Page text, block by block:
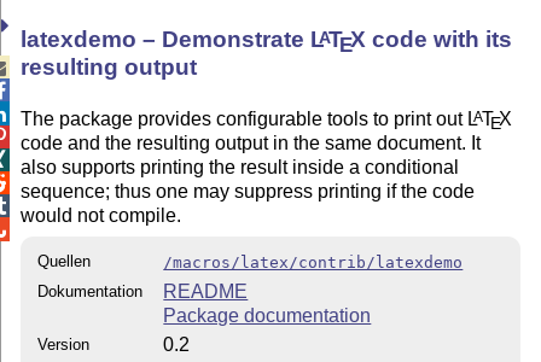
latexdemo – Demonstrate LATEX code with its
resulting output
The package provides configurable tools to print out LATEX
code and the resulting output in the same document. It
also supports printing the result inside a conditional
sequence; thus one may suppress printing if the code
would not compile.
Quellen
/macros/latex/contrib/latexdemo
Dokumentation
README
Package documentation
Version 0.2